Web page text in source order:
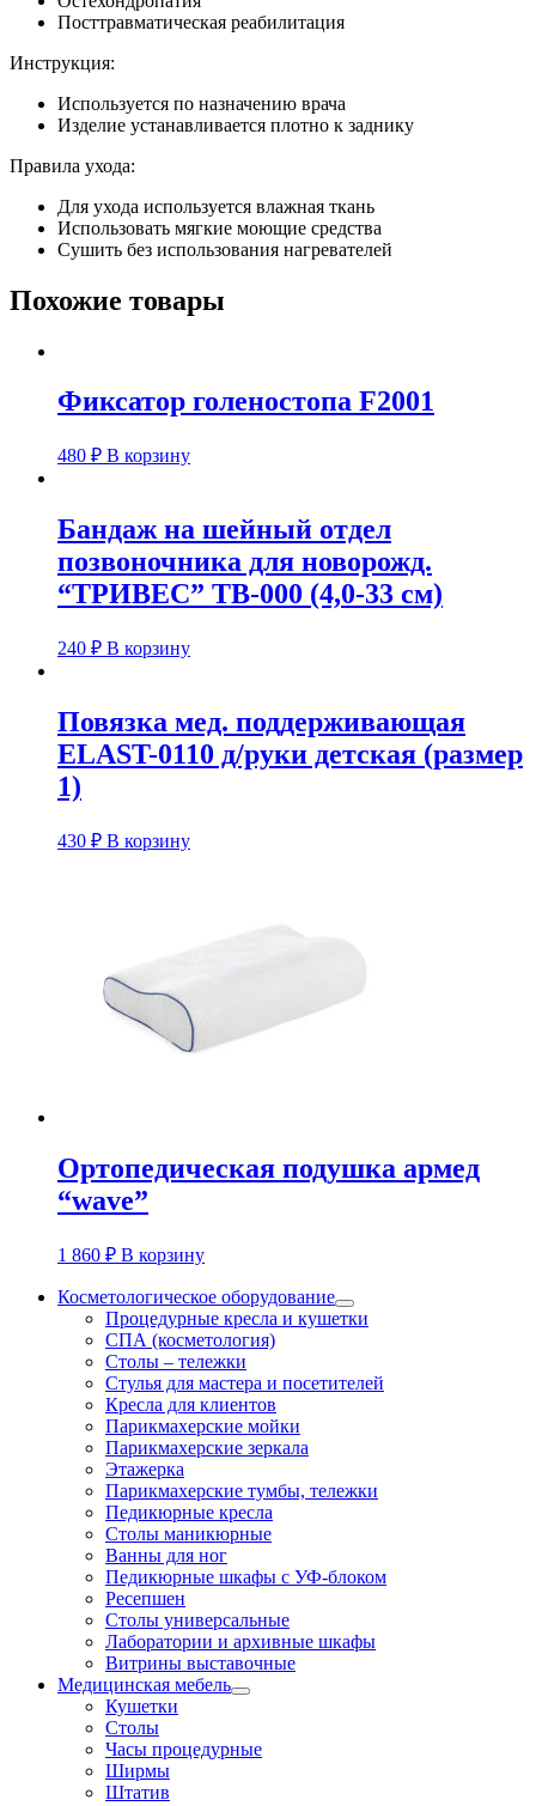
Посттравматическая реабилитация
Инструкция:
Используется по назначению врача
Изделие устанавливается плотно к заднику
Правила ухода:
Для ухода используется влажная ткань
Использовать мягкие моющие средства
Сушить без использования нагревателей
Похожие товары
Фиксатор голеностопа F2001
480 ₽ В корзину
Бандаж на шейный отдел
позвоночника для новорожд.
“ТРИВЕС” ТВ-000 (4,0-33 см)
240 ₽ В корзину
Повязка мед. поддерживающая
ELAST-0110 д/руки детская (размер
1)
430 ₽ В корзину
Ортопедическая подушка армед
“wave”
1 860 ₽ В корзину
Косметологическое оборудование
Процедурные кресла и кушетки
СПА (косметология)
Столы – тележки
Стулья для мастера и посетителей
Кресла для клиентов
Парикмахерские мойки
Парикмахерские зеркала
Этажерка
Парикмахерские тумбы, тележки
Педикюрные кресла
Столы маникюрные
Ванны для ног
Педикюрные шкафы с УФ-блоком
Ресепшен
Столы универсальные
Лаборатории и архивные шкафы
Витрины выставочные
Медицинская мебель
Кушетки
Столы
Часы процедурные
Ширмы
Штатив